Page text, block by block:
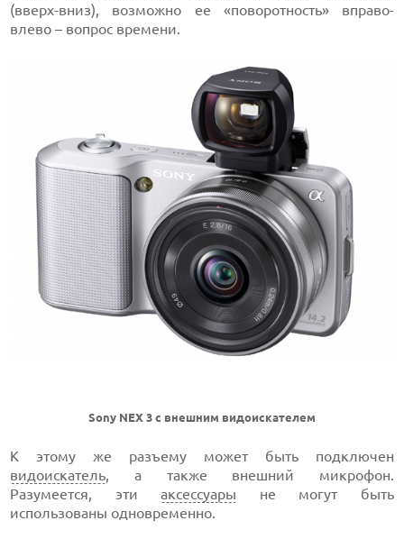
(вверх-вниз), возможно ее «поворотность» вправо-
влево – вопрос времени.
Sony NEX 3 с внешним видоискателем
К этому же разъему может быть подключен
видоискатель, а также внешний микрофон.
Разумеется, этиаксессуары не могут быть
использованы одновременно.